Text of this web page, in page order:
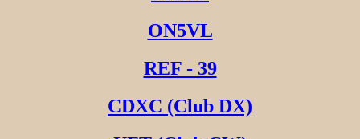
ON5VL
REF - 39
CDXC (Club DX)